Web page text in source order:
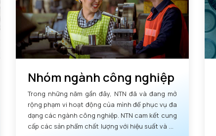
Nhóm ngành công nghiệp
Trong những năm gần đây, NTN đã và đang mở
rộng phạm vi hoạt động của mình để phục vụ đa
dạng các ngành công nghiệp. NTN cam kết cung
cấp các sản phẩm chất lượng với hiệu suất và độ